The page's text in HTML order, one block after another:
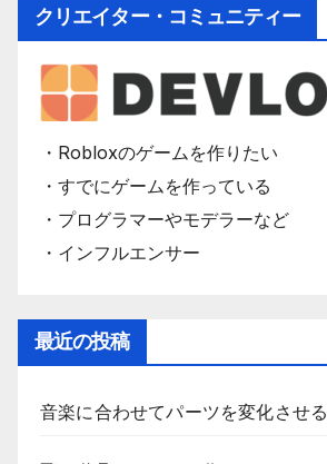
クリエイター・コミュニティー
・Robloxのゲームを作りたい
・すでにゲームを作っている
・プログラマーやモデラーなど
・インフルエンサー
最近の投稿
音楽に合わせてパーツを変化させる